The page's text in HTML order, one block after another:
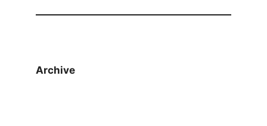
Archive